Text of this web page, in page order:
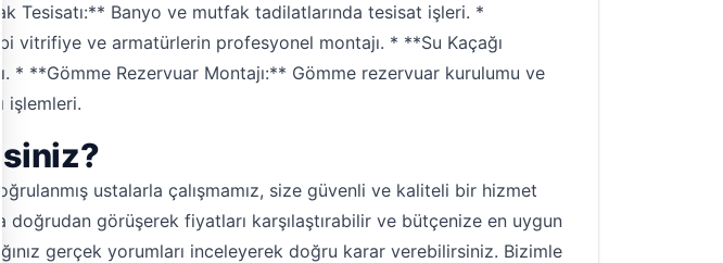
Tesisatı:** Banyo ve mutfak tadilatlarında tesisat işleri. *
ve armatürlerin profesyonel montajı. * **Su Kaçağı
* **Gömme Rezervuar Montajı:** Gömme rezervuar kurulumu ve
işlemleri.
ustalarla çalışmamız, size güvenli ve kaliteli bir hizmet
doğrudan görüşerek fiyatları karşılaştırabilir ve bütçenize en uygun
gerçek yorumları inceleyerek doğru karar verebilirsiniz. Bizimle